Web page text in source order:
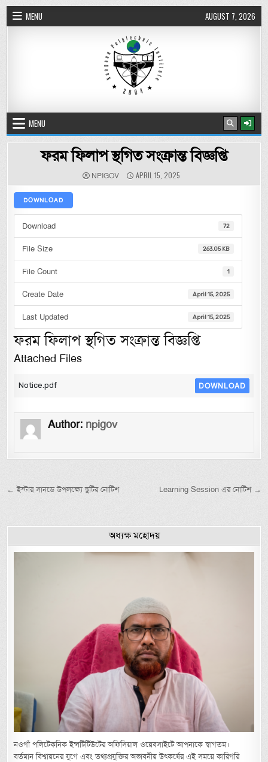
Skip to content
MENU AUGUST 7, 2026
MENU
ফরম ফিলাপ স্থগিত সংক্রান্ত বিজ্ঞপ্তি
AUTHOR:
NPIGOV PUBLISHED DATE:
APRIL 15, 2025
DOWNLOAD
Download 72
File Size 263.05 KB
File Count 1
Create Date April 15, 2025
Last Updated April 15, 2025
ফরম ফিলাপ স্থগিত সংক্রান্ত বিজ্ঞপ্তি
Attached Files
Notice.pdf DOWNLOAD
Author: npigov
Post navigation Learning Session এর নোটিশ →
← ইস্টার সানডে উপলক্ষ্যে ছুটির নোটিশ
অধ্যক্ষ মহোদয়
নওগাঁ পলিটেকনিক ইন্সটিটিউটের অফিসিয়াল ওয়েবসাইটে আপনাকে স্বাগতম।
বর্তমান বিশ্বায়নের যুগে এবং তথ্যপ্রযুক্তির অভাবনীয় উৎকর্ষের এই সময়ে কারিগরি